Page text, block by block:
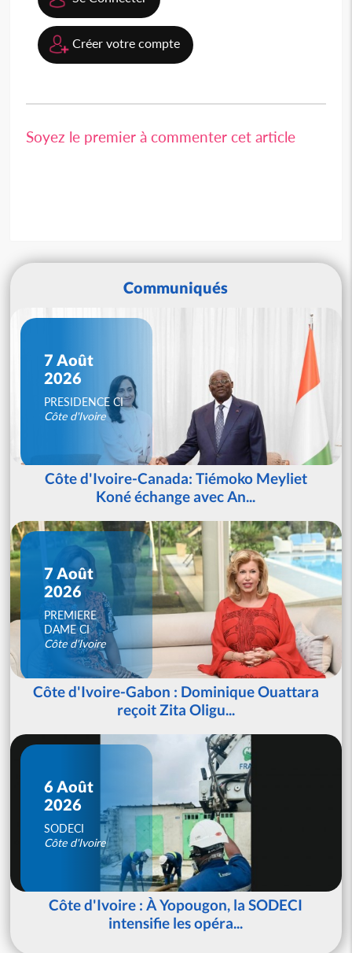
Créer votre compte
Soyez le premier à commenter cet article
Communiqués
7 Août
2026
PRESIDENCE CI
Côte d'Ivoire
Côte d'Ivoire-Canada: Tiémoko Meyliet
Koné échange avec An...
7 Août
2026
PREMIERE
DAME CI
Côte d'Ivoire
Côte d'Ivoire-Gabon : Dominique Ouattara
reçoit Zita Oligu...
6 Août
2026
SODECI
Côte d'Ivoire
Côte d'Ivoire : À Yopougon, la SODECI
intensifie les opéra...